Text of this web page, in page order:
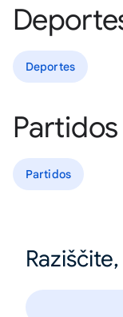
Deportes
Partidos
Partidos